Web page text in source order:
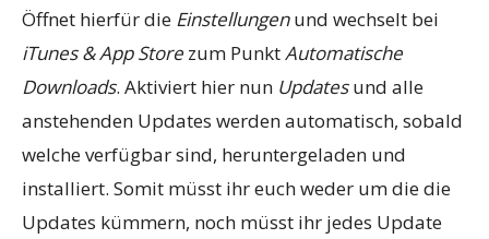
Öffnet hierfür die Einstellungenund wechselt bei
iTunes & App Store zum PunktAutomatische
Downloads. Aktiviert hier nun Updatesund alle
anstehenden Updates werden automatisch, sobald
welche verfügbar sind, heruntergeladen und
installiert. Somit müsst ihr euch weder um die die
Updates kümmern, noch müsst ihr jedes Update